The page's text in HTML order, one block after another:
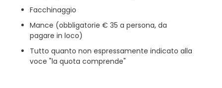
Facchinaggio
Mance (obbligatorie € 35 a persona, da
pagare in loco)
Tutto quanto non espressamente indicato alla
voce "la quota comprende"